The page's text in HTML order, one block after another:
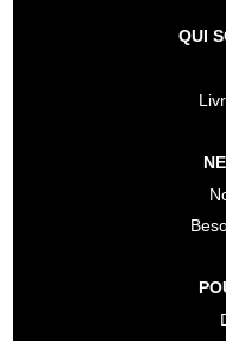
QUI